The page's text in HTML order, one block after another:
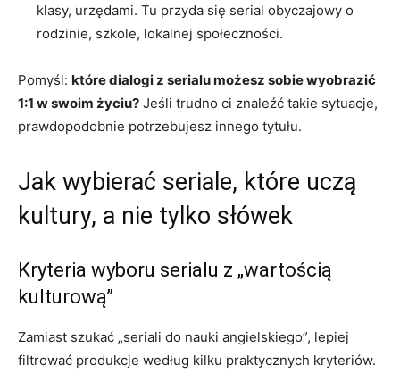
klasy, urzędami. Tu przyda się serial obyczajowy o
rodzinie, szkole, lokalnej społeczności.
Pomyśl: które dialogi z serialu możesz sobie wyobrazić
1:1 w swoim życiu? Jeśli trudno ci znaleźć takie sytuacje,
prawdopodobnie potrzebujesz innego tytułu.
Jak wybierać seriale, które uczą
kultury, a nie tylko słówek
Kryteria wyboru serialu z „wartością
kulturową”
Zamiast szukać „seriali do nauki angielskiego”, lepiej
filtrować produkcje według kilku praktycznych kryteriów.